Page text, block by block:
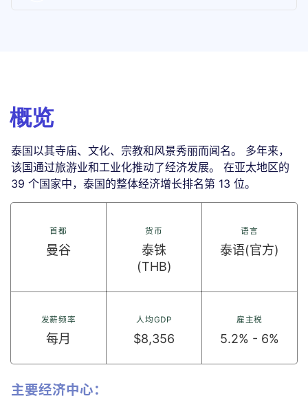
概览
泰国以其寺庙、文化、宗教和风景秀丽而闻名。 多年来，
该国通过旅游业和工业化推动了经济发展。 在亚太地区的
39 个国家中，泰国的整体经济增长排名第 13 位。
首都
曼谷
货币
泰铢
(THB)
语言
泰语(官方)
发薪频率
每月
人均GDP
$8,356
雇主税
5.2% - 6%
主要经济中心：